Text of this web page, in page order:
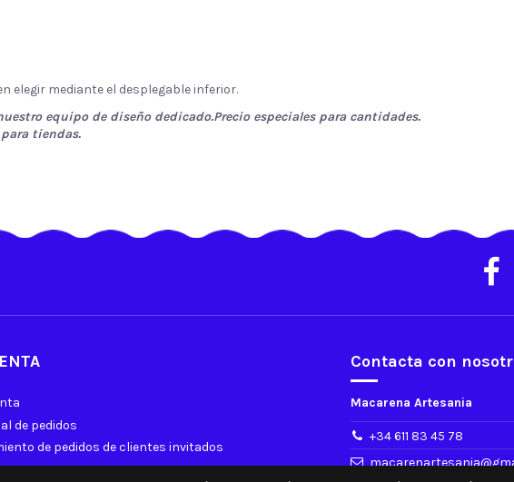
elegir mediante el desplegable inferior.
equipo de diseño dedicado.Precio especiales para cantidades.
tiendas.
de pedidos
de pedidos de clientes invitados
Contacta con
Macarena Artesania
+34 611 83 45 78